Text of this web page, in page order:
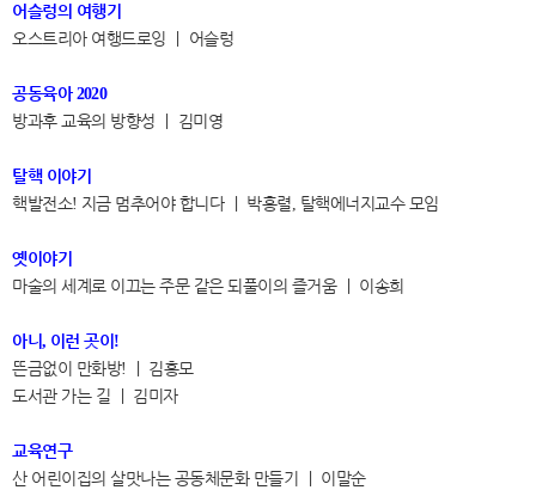
어슬렁의 여행기
오스트리아 여행드로잉
어슬렁
공동육아 2020
방과후 교육의 방향성 김미영
탈핵 이야기
핵발전소! 지금 멈추어야 합니다 박흥렬, 탈핵에너지교수 모임
옛이야기
마술의 세계로 이끄는 주문 같은 되풀이의 즐거움
이송희
아니 , 이런 곳이 !
뜬금없이 만화방!
김홍모
도서관 가는 길
김미자
교육연구
산 어린이집의 살맛나는 공동체문화 만들기
이말순